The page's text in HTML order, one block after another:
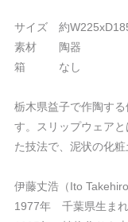
サイズ 約
素材 陶器
箱 なし
栃木県益子で作陶す
す。スリップウェア
た技法で、泥状の化
伊藤丈浩（Ito Takehiro
1977年 千葉県生まれ